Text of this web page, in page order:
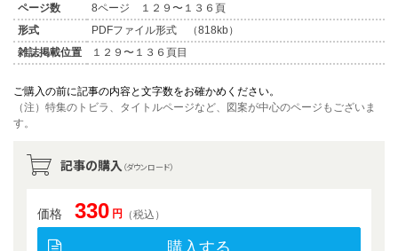
ページ数
8ページ １２９〜１３６頁
形式
PDFファイル形式 （818kb）
雑誌掲載位置
１２９〜１３６頁目
ご購入の前に記事の内容と文字数をお確かめください。
（注）特集のトビラ、タイトルページなど、図案が中心のページもございま
す。
記事の購入 （ダウンロード）
価格 330 円 （税込）
購入する